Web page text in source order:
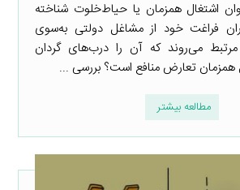
اشتغال همزمان یا حیاط‌خلوت شناخته
فراغت خود از مشاغل دولتی به‌سوی
می‌روند که آن را درب‌های گردان
همزمان تعارض منافع است؟ بررسی ...
مطالعه بیشتر